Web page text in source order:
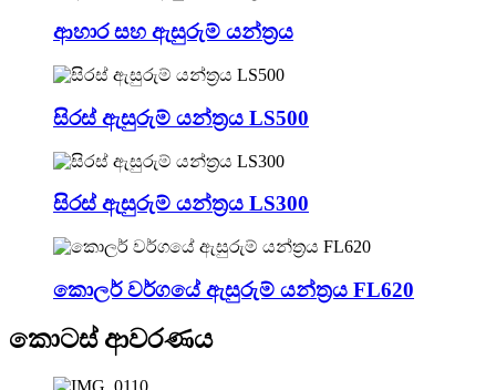
ආහාර සහ ඇසුරුම් යන්ත්‍රය
සිරස් ඇසුරුම් යන්ත්‍රය LS500
සිරස් ඇසුරුම් යන්ත්‍රය LS300
කොලර් වර්ගයේ ඇසුරුම් යන්ත්‍රය FL620
කොටස් ආවරණය